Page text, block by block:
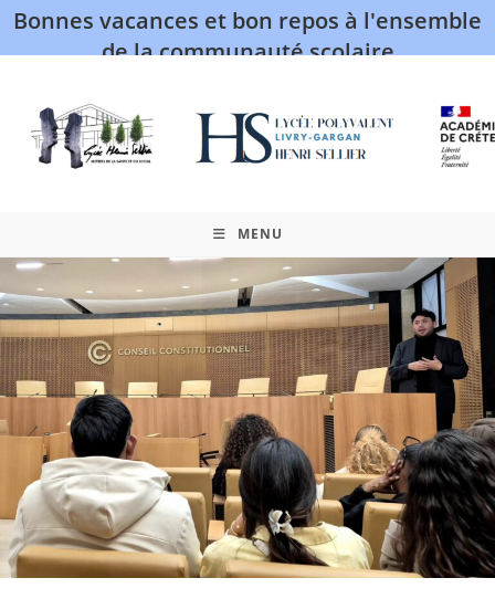
Bonnes vacances et bon repos à l'ensemble
de la communauté scolaire
MENU